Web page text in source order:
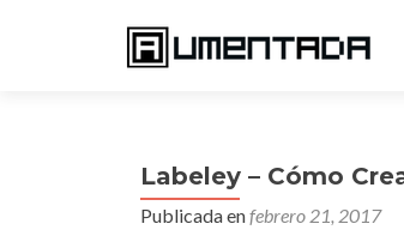
Labeley – Cómo
Publicada enfebrero 21, 2017